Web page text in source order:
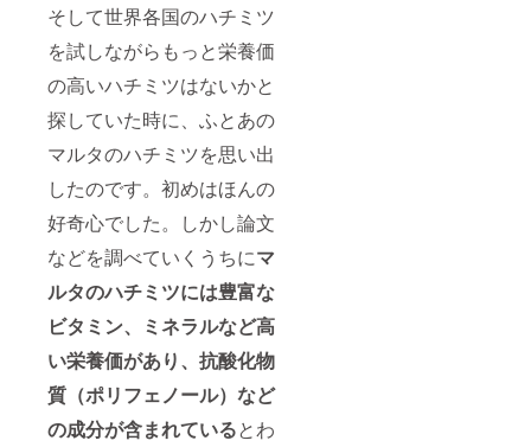
そして世界各国のハチミツ
を試しながらもっと栄養価
の高いハチミツはないかと
探していた時に、ふとあの
マルタのハチミツを思い出
したのです。初めはほんの
好奇心でした。しかし論文
などを調べていくうちにマ
ルタのハチミツには豊富な
ビタミン、ミネラルなど高
い栄養価があり、抗酸化物
質（ポリフェノール）など
の成分が含まれているとわ